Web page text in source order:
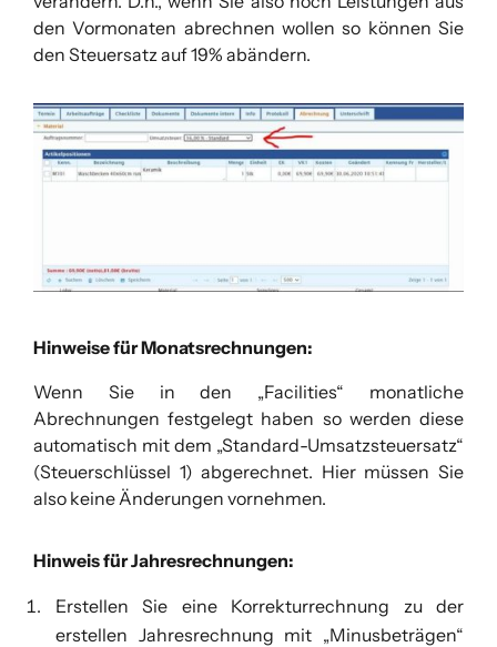
den Vormonaten abrechnen wollen so können Sie
den Steuersatz auf 19% abändern.
Hinweise für Monatsrechnungen:
Wenn Sie in den „Facilities“ monatliche
Abrechnungen festgelegt haben so werden diese
automatisch mit dem „Standard-Umsatzsteuersatz“
(Steuerschlüssel 1) abgerechnet. Hier müssen Sie
also keine Änderungen vornehmen.
Hinweis für Jahresrechnungen:
Erstellen Sie eine Korrekturrechnung zu der
erstellen Jahresrechnung mit „Minusbeträgen“